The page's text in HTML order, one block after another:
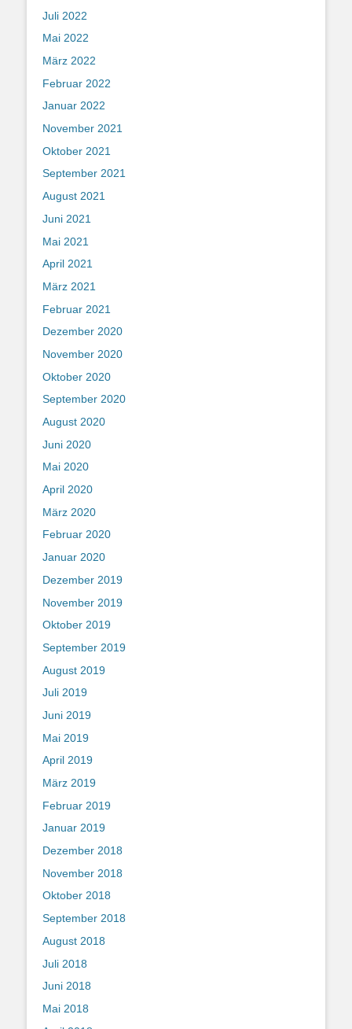
Juli 2022
Mai 2022
März 2022
Februar 2022
Januar 2022
November 2021
Oktober 2021
September 2021
August 2021
Juni 2021
Mai 2021
April 2021
März 2021
Februar 2021
Dezember 2020
November 2020
Oktober 2020
September 2020
August 2020
Juni 2020
Mai 2020
April 2020
März 2020
Februar 2020
Januar 2020
Dezember 2019
November 2019
Oktober 2019
September 2019
August 2019
Juli 2019
Juni 2019
Mai 2019
April 2019
März 2019
Februar 2019
Januar 2019
Dezember 2018
November 2018
Oktober 2018
September 2018
August 2018
Juli 2018
Juni 2018
Mai 2018